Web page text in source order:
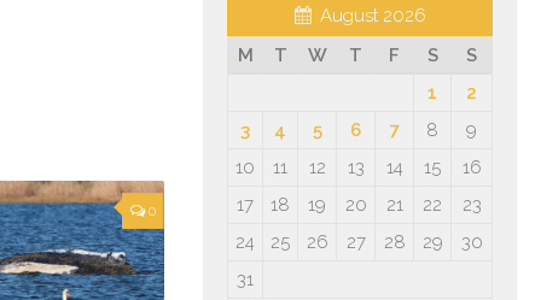
0
August 2026
M
T W T F S
S
1
2
3
4 5 6 7 8
9
10
11 12 13 14 15
16
17
18 19 20 21 22
23
24
25 26 27 28 29
30
31